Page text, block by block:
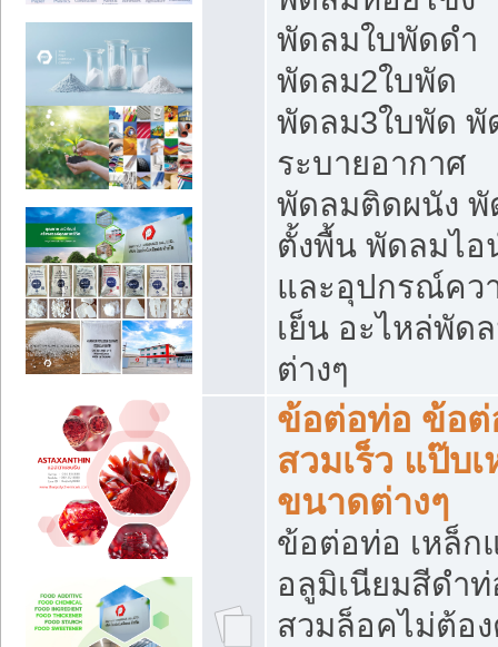
พัดลมใบพัดดำ
พัดลม2ใบพัด
พัดลม3ใบพัด พั
ระบายอากาศ
พัดลมติดผนัง พั
ตั้งพื้น พัดลมไอ
และอุปกรณ์คว
เย็น อะไหล่พัด
ต่างๆ
ข้อต่อท่อ ข้อต่
สวมเร็ว แป๊บ
ขนาดต่างๆ
ข้อต่อท่อ เหล็ก
อลูมิเนียมสีดำ
สวมล็อคไม่ต้อ